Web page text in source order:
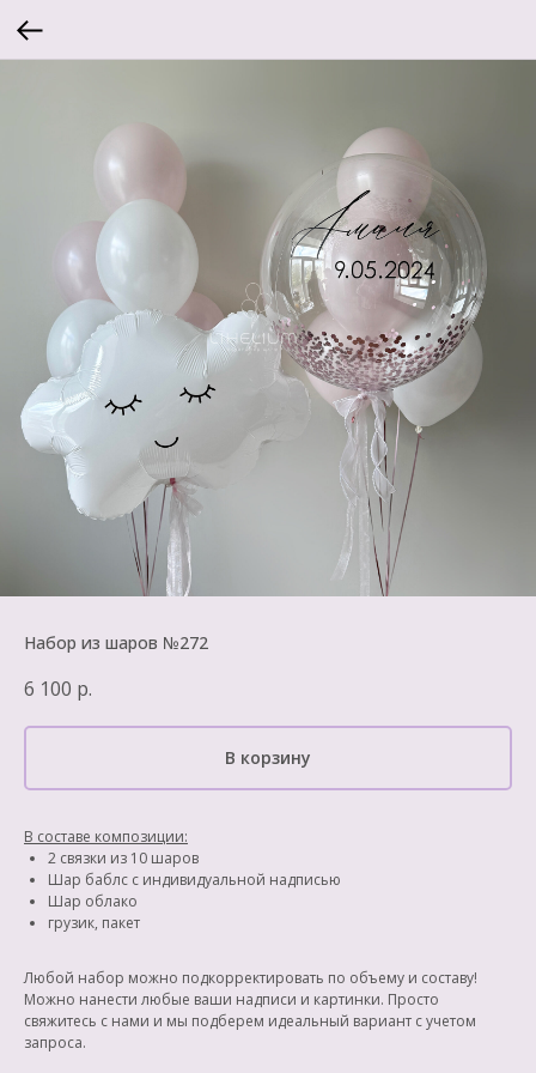
Набор из шаров №272
6 100 р.
В корзину
В составе композиции:
2 связки из 10 шаров
Шар баблс с индивидуальной надписью
Шар облако
грузик, пакет
Любой набор можно подкорректировать по объему и составу!
Можно нанести любые ваши надписи и картинки. Просто
свяжитесь с нами и мы подберем идеальный вариант с учетом
запроса.